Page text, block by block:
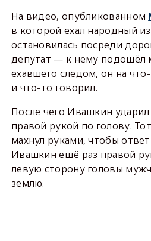
На видео, опубликованном
в которой ехал народный
остановилась посреди
депутат — к нему подошёл
ехавшего следом, он на
и что-то говорил.
После чего Ивашкин
правой рукой по голову.
махнул руками, чтобы
Ивашкин ещё раз правой
левую сторону головы
землю.